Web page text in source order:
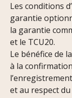
Les conditions
garantie
la garantie
et le TCU20.
Le bénéfice de
à la
et au respect